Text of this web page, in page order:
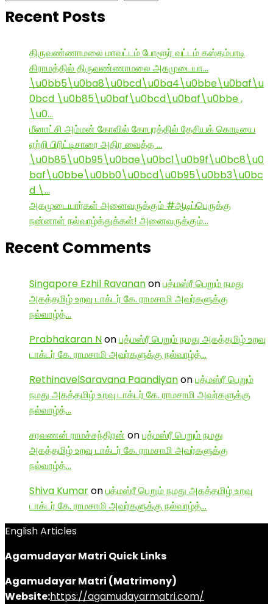
Recent Posts
திருவண்ணாமலை மாவட்டம் போளூர் வட்டம் கஸ்தம்பாடி
கிராமத்தில் திருவண்ணாமலை அகமுடையா…
\u0bb5\u0ba8\u0bcd\u0ba4\u0bbe\u0baf\u
0bcd \u0b85\u0baf\u0bcd\u0baf\u0bbe ,
\u0…
மீனாட்சி அம்மன் கோவில் கோபுரத்தில் தேசியக் கொடியை
ஏற்றி பிரிட்டிசாரை அதிர வைத்த …
\u0b85\u0b95\u0bae\u0bc1\u0b9f\u0bc8\u0
baf\u0bbe\u0bb0\u0bcd\u0b95\u0bb3\u0bc
d \…
அகமுடையார்கள் அனைவருக்கும் #ஆடிப்பெருக்கு
நன்னாள் நல்வாழ்த்துக்கள்! அனைவருக்கும்…
Recent Comments
Singapore Ezhil Ravananonபத்மஸ்ரீ பெறும் நமது
அகத்தமிழ் உறவு டாக்டர் கே. ராமசாமி அவர்களுக்கு
நல்வாழ்த்…
Prabhakaran Nonபத்மஸ்ரீ பெறும் நமது அகத்தமிழ் உறவு
டாக்டர் கே. ராமசாமி அவர்களுக்கு நல்வாழ்த்…
RethinavelSaravana Paandiyanonபத்மஸ்ரீ பெறும்
நமது அகத்தமிழ் உறவு டாக்டர் கே. ராமசாமி அவர்களுக்கு
நல்வாழ்த்…
சரவணன் ராமச்சந்திரன் onபத்மஸ்ரீ பெறும் நமது
அகத்தமிழ் உறவு டாக்டர் கே. ராமசாமி அவர்களுக்கு
நல்வாழ்த்…
Shiva Kumaronபத்மஸ்ரீ பெறும் நமது அகத்தமிழ் உறவு
டாக்டர் கே. ராமசாமி அவர்களுக்கு நல்வாழ்த்…
English Articles
Agamudayar Matri Quick Links
Agamudayar Matri (Matrimony)
Website:https://agamudayarmatri.com/